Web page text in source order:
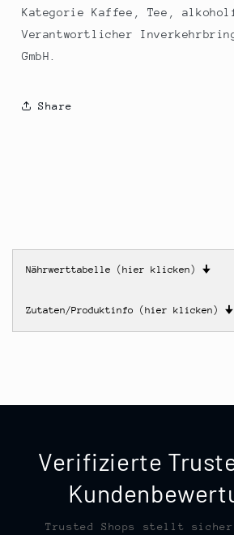
Kategorie Kaffee, Tee,
Verantwortlicher
GmbH.
Share
Nährwerttabelle (hier klicken) 🠋
Zutaten/Produktinfo (hier klicken) 🠋
Verifizierte
Trusted Shops stellt